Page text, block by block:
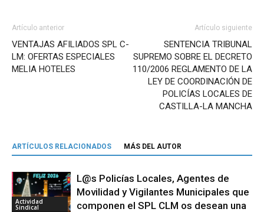
Artículo anterior
VENTAJAS AFILIADOS SPL C-
LM: OFERTAS ESPECIALES
MELIA HOTELES
Artículo siguiente
SENTENCIA TRIBUNAL
SUPREMO SOBRE EL DECRETO
110/2006 REGLAMENTO DE LA
LEY DE COORDINACIÓN DE
POLICÍAS LOCALES DE
CASTILLA-LA MANCHA
ARTÍCULOS RELACIONADOS MÁS DEL AUTOR
Actividad
Sindical
L@s Policías Locales, Agentes de
Movilidad y Vigilantes Municipales que
componen el SPL CLM os desean una